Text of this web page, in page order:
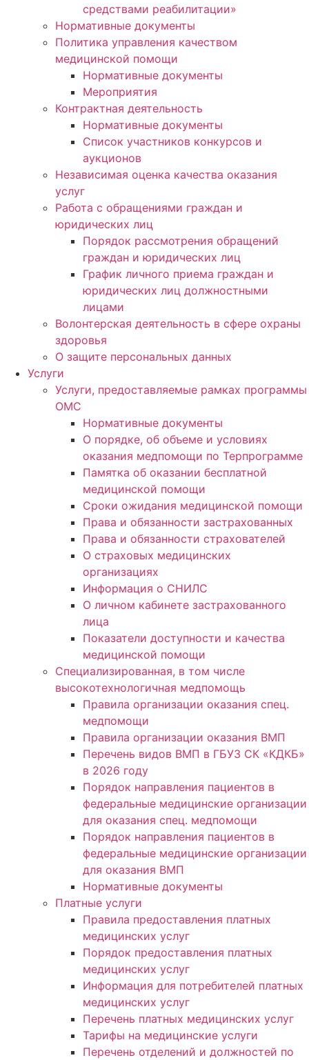
средствами реабилитации»
Нормативные документы
Политика управления качеством
медицинской помощи
Нормативные документы
Мероприятия
Контрактная деятельность
Нормативные документы
Список участников конкурсов и
аукционов
Независимая оценка качества оказания
услуг
Работа с обращениями граждан и
юридических лиц
Порядок рассмотрения обращений
граждан и юридических лиц
График личного приема граждан и
юридических лиц должностными
лицами
Волонтерская деятельность в сфере охраны
здоровья
О защите персональных данных
Услуги
Услуги, предоставляемые рамках программы
ОМС
Нормативные документы
О порядке, об объеме и условиях
оказания медпомощи по Терпрограмме
Памятка об оказании бесплатной
медицинской помощи
Сроки ожидания медицинской помощи
Права и обязанности застрахованных
Права и обязанности страхователей
О страховых медицинских
организациях
Информация о СНИЛС
О личном кабинете застрахованного
лица
Показатели доступности и качества
медицинской помощи
Специализированная, в том числе
высокотехнологичная медпомощь
Правила организации оказания спец.
медпомощи
Правила организации оказания ВМП
Перечень видов ВМП в ГБУЗ СК «КДКБ»
в 2026 году
Порядок направления пациентов в
федеральные медицинские организации
для оказания спец. медпомощи
Порядок направления пациентов в
федеральные медицинские организации
для оказания ВМП
Нормативные документы
Платные услуги
Правила предоставления платных
медицинских услуг
Порядок предоставления платных
медицинских услуг
Информация для потребителей платных
медицинских услуг
Перечень платных медицинских услуг
Тарифы на медицинские услуги
Перечень отделений и должностей по